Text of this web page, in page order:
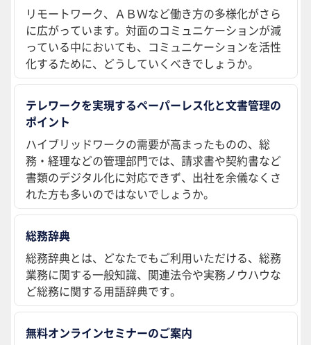
リモートワーク、ＡＢＷなど働き方の多様化がさら
に広がっています。対面のコミュニケーションが減
っている中においても、コミュニケーションを活性
化するために、どうしていくべきでしょうか。
テレワークを実現するペーパーレス化と文書管理の
ポイント
ハイブリッドワークの需要が高まったものの、総
務・経理などの管理部門では、請求書や契約書など
書類のデジタル化に対応できず、出社を余儀なくさ
れた方も多いのではないでしょうか。
総務辞典
総務辞典とは、どなたでもご利用いただける、総務
業務に関する一般知識、関連法令や実務ノウハウな
ど総務に関する用語辞典です。
無料オンラインセミナーのご案内